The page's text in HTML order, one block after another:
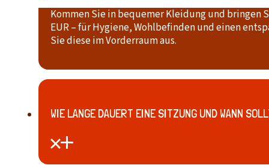
Kommen Sie in bequemer Kleidung und bringen
EUR – für Hygiene, Wohlbefinden und einen
Sie diese im Vorderraum aus.
WIE LANGE DAUERT EINE SITZUNG UND WANN